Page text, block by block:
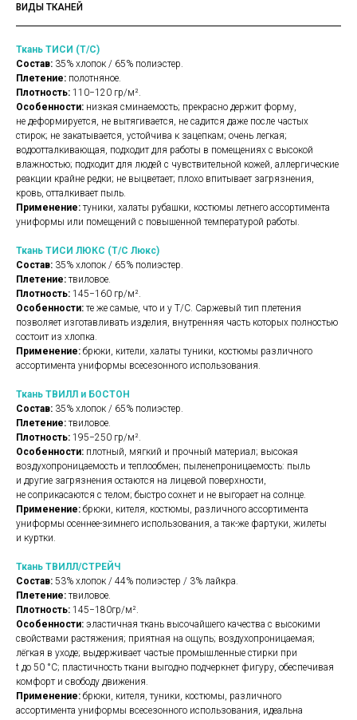
ВИДЫ ТКАНЕЙ
Ткань ТИСИ (Т/С)
Состав: 35% хлопок / 65% полиэстер.
Плетение: полотняное.
Плотность: 110−120 гр/м².
Особенности: низкая сминаемость; прекрасно держит форму,
не деформируется, не вытягивается, не садится даже после частых
стирок; не закатывается, устойчива к зацепкам; очень легкая;
водоотталкивающая, подходит для работы в помещениях с высокой
влажностью; подходит для людей с чувствительной кожей, аллергические
реакции крайне редки; не выцветает; плохо впитывает загрязнения,
кровь, отталкивает пыль.
Применение: туники, халаты рубашки, костюмы летнего ассортимента
униформы или помещений с повышенной температурой работы.
Ткань ТИСИ ЛЮКС (Т/С Люкс)
Состав: 35% хлопок / 65% полиэстер.
Плетение: твиловое.
Плотность: 145−160 гр/м².
Особенности: те же самые, что и у Т/С. Саржевый тип плетения
позволяет изготавливать изделия, внутренняя часть которых полностью
состоит из хлопка.
Применение: брюки, кители, халаты туники, костюмы различного
ассортимента униформы всесезонного использования.
Ткань ТВИЛЛ и БОСТОН
Состав: 35% хлопок / 65% полиэстер.
Плетение: твиловое.
Плотность: 195−250 гр/м².
Особенности: плотный, мягкий и прочный материал; высокая
воздухопроницаемость и теплообмен; пыленепроницаемость: пыль
и другие загрязнения остаются на лицевой поверхности,
не соприкасаются с телом; быстро сохнет и не выгорает на солнце.
Применение: брюки, кителя, костюмы, различного ассортимента
униформы осеннее-зимнего использования, а так-же фартуки, жилеты
и куртки.
Ткань ТВИЛЛ/СТРЕЙЧ
Состав: 53% хлопок / 44% полиэстер / 3% лайкра.
Плетение: твиловое.
Плотность: 145−180гр/м².
Особенности: эластичная ткань высочайшего качества с высокими
свойствами растяжения; приятная на ощупь; воздухопроницаемая;
лёгкая в уходе; выдерживает частые промышленные стирки при
t до 50 °C; пластичность ткани выгодно подчеркнет фигуру, обеспечивая
комфорт и свободу движения.
Применение: брюки, кителя, туники, костюмы, различного
ассортимента униформы всесезонного использования, идеальна